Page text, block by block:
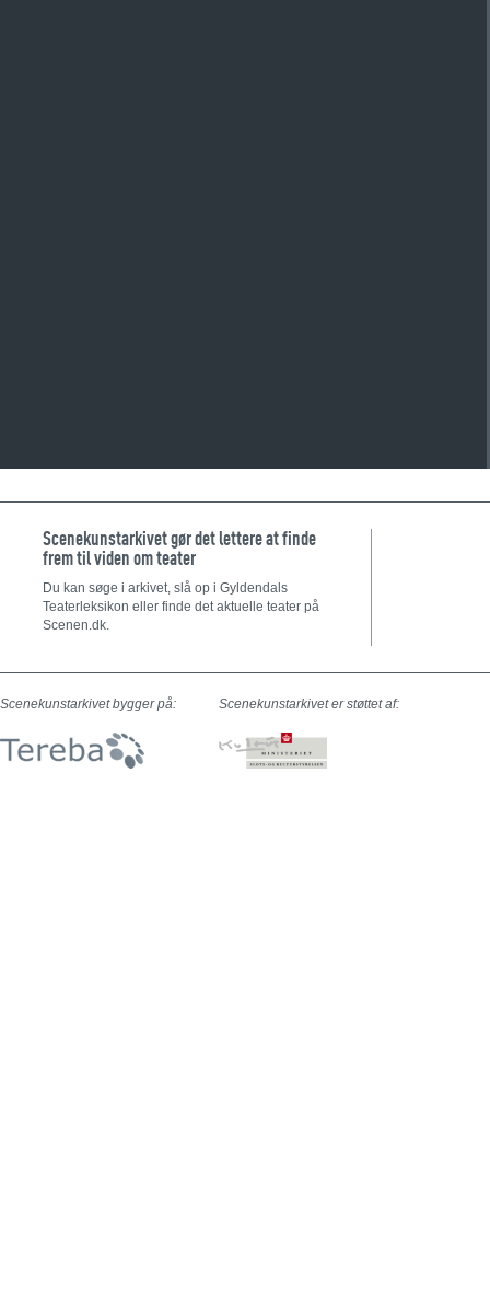
Scenekunstarkivet gør det lettere at finde
frem til viden om teater
Du kan søge i arkivet, slå op i Gyldendals
Teaterleksikon eller finde det aktuelle teater på
Scenen.dk.
Scenekunstarkivet bygger på: Scenekunstarkivet er støttet af: